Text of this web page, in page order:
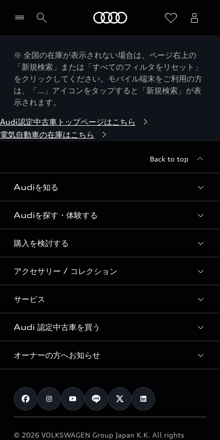
※ 全国の在庫が表示されない場合は、ページ右上の
「新規検索」または「すべてのフィルタをリセット」
をクリックしてください。モバイル端末をご利用の方
は、「…」アイコンをタップすると「新規検索」が表
示されます。
Audi認定中古車トップページはこちら
電気自動車の在庫はこちら
Back to top
Audiを知る
Audi ブランド
Story of Progress
Audi Sport
Formula 1®
デジタルサービス
Audiを探す・体験する
ディーラー検索
新車在庫検索
試乗車・展示車検索
見積り依頼
試乗予約
購入を検討する
モデル一覧
特別仕様モデル / 限定モデル
e-tronラインアップ
価格シミュレーション
車両比較
カタログ一覧
アクセサリー / コレクション
純正アクセサリー
オンラインショップ
Audi collection
アウディナビアプリ
サービス
サービス入庫予約
サービスプログラム
メンテナンス
車検 / 定期点検
e-tronアフターサポート
Audi 認定中古車を買う
Audi認定中古車
クオリティ
保証
メンテナンス
オーナーの方へお知らせ
お知らせ
オーナー様向けキャンペーン
© 2026 VOLKSWAGEN Group Japan K.K. All rights